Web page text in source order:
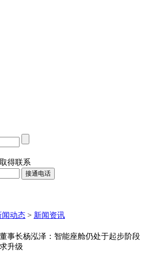
得联系
闻动态 > 新闻资讯
事长杨泓泽：智能座舱仍处于起步阶段
升级